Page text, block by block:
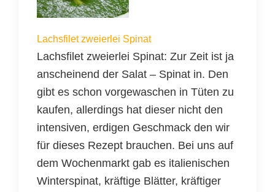
Lachsfilet zweierlei Spinat
Lachsfilet zweierlei Spinat: Zur Zeit ist ja
anscheinend der Salat – Spinat in. Den
gibt es schon vorgewaschen in Tüten zu
kaufen, allerdings hat dieser nicht den
intensiven, erdigen Geschmack den wir
für dieses Rezept brauchen. Bei uns auf
dem Wochenmarkt gab es italienischen
Winterspinat, kräftige Blätter, kräftiger